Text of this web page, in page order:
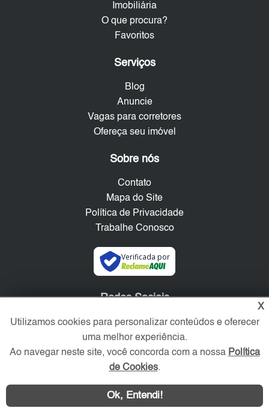
Imobiliária
O que procura?
Favoritos
Serviços
Blog
Anuncie
Vagas para corretores
Ofereça seu imóvel
Sobre nós
Contato
Mapa do Site
Política de Privacidade
Trabalhe Conosco
Verificada por
Redes Sociais
X
Utilizamos cookies para personalizar conteúdos e oferecer
uma melhor experiência.
Ao navegar neste site, você concorda com a nossa Política
de Cookies.
Ok, Entendi!